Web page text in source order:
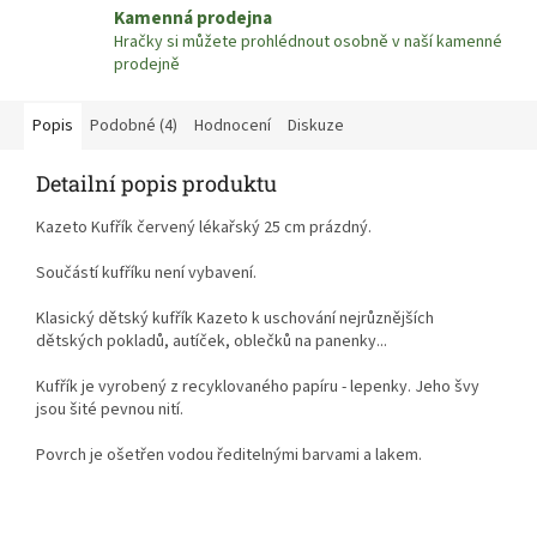
Kamenná prodejna
Hračky si můžete prohlédnout osobně v naší kamenné
prodejně
Popis Podobné (4) Hodnocení Diskuze
Detailní popis produktu
Kazeto Kufřík červený lékařský 25 cm prázdný.
Součástí kufříku není vybavení.
Klasický dětský kufřík Kazeto k uschování nejrůznějších
dětských pokladů, autíček, oblečků na panenky...
Kufřík je vyrobený z recyklovaného papíru - lepenky. Jeho švy
jsou šité pevnou nití.
Povrch je ošetřen vodou ředitelnými barvami a lakem.